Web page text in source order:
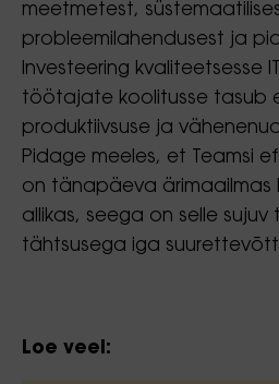
meetmetest,
probleemilahendusest ja
Investeering kvaliteetsesse
töötajate koolitusse tasub
produktiivsuse ja
Pidage meeles, et Teamsi
on tänapäeva ärimaailmas
allikas, seega on selle sujuv
tähtsusega iga
Loe veel: